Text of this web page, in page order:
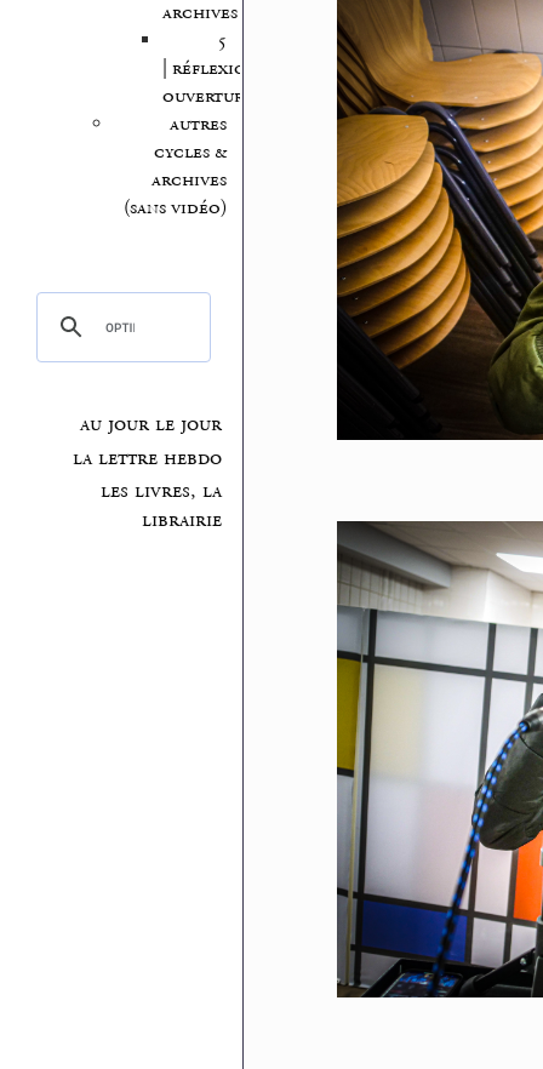
archives
5
| réflexion,
ouvertures
autres
cycles &
archives
(sans vidéo)
au jour le jour
la lettre hebdo
les livres, la
librairie